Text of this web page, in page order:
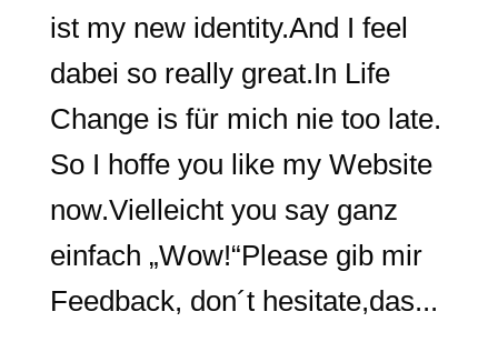
ist my new identity.And I feel
dabei so really great.In Life
Change is für mich nie too late.
So I hoffe you like my Website
now.Vielleicht you say ganz
einfach „Wow!“Please gib mir
Feedback, don´t hesitate,das...